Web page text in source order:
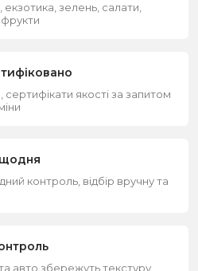
зелень, салати,
якості за запитом
щодня
контроль, відбір вручну та
авто збережуть текстуру,